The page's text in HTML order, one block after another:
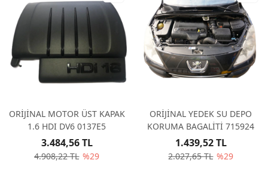
ORİJİNAL MOTOR ÜST KAPAK
1.6 HDI DV6 0137E5
4.908,22 TL %29
3.484,56 TL
ORİJİNAL YEDEK SU DEPO
KORUMA BAGALİTİ 715924
2.027,65 TL %29
1.439,52 TL